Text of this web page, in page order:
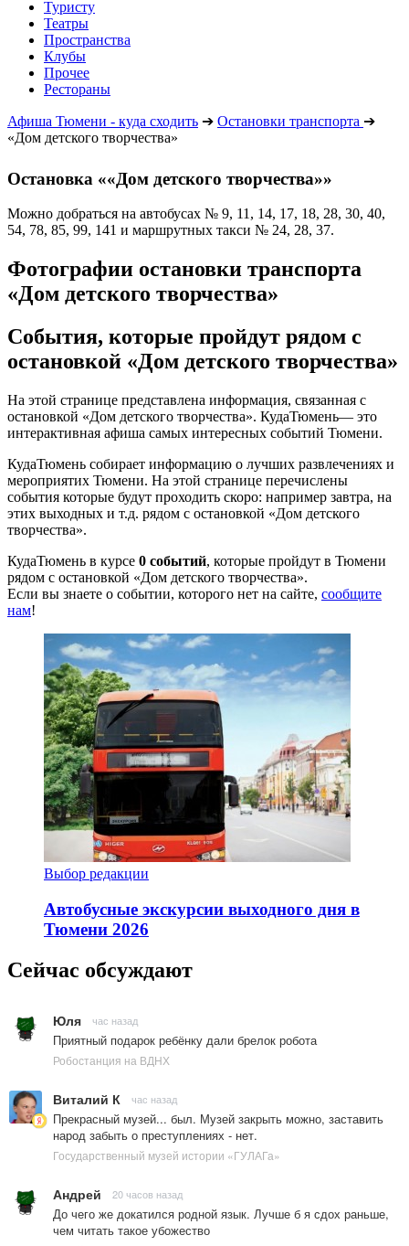
Туристу
Театры
Пространства
Клубы
Прочее
Рестораны
Афиша Тюмени - куда сходить ➔ Остановки транспорта ➔
«Дом детского творчества»
Остановка ««Дом детского творчества»»
Можно добраться на автобусах № 9, 11, 14, 17, 18, 28, 30, 40,
54, 78, 85, 99, 141 и маршрутных такси № 24, 28, 37.
Фотографии остановки транспорта
«Дом детского творчества»
События, которые пройдут рядом с
остановкой «Дом детского творчества»
На этой странице представлена информация, связанная с
остановкой «Дом детского творчества». КудаТюмень— это
интерактивная афиша самых интересных событий Тюмени.
КудаТюмень собирает информацию о лучших развлечениях и
мероприятих Тюмени. На этой странице перечислены
события которые будут проходить скоро: например завтра, на
этих выходных и т.д. рядом с остановкой «Дом детского
творчества».
КудаТюмень в курсе 0 событий, которые пройдут в Тюмени
рядом с остановкой «Дом детского творчества».
Если вы знаете о событии, которого нет на сайте, сообщите
нам!
Выбор редакции
Автобусные экскурсии выходного дня в
Тюмени 2026
Сейчас обсуждают
Юля час назад
Приятный подарок ребёнку дали брелок робота
Робостанция на ВДНХ
Виталий К час назад
Прекрасный музей... был. Музей закрыть можно, заставить
народ забыть о преступлениях - нет.
Государственный музей истории «ГУЛАГа»
Андрей 20 часов назад
До чего же докатился родной язык. Лучше б я сдох раньше,
чем читать такое убожество